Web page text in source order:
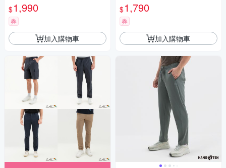
$1,990
券
加入購物車
$1,790
券
加入購物車